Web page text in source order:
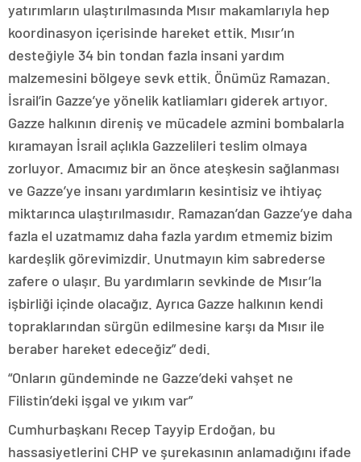
yatırımların ulaştırılmasında Mısır makamlarıyla hep
koordinasyon içerisinde hareket ettik. Mısır’ın
desteğiyle 34 bin tondan fazla insani yardım
malzemesini bölgeye sevk ettik. Önümüz Ramazan.
İsrail’in Gazze’ye yönelik katliamları giderek artıyor.
Gazze halkının direniş ve mücadele azmini bombalarla
kıramayan İsrail açlıkla Gazzelileri teslim olmaya
zorluyor. Amacımız bir an önce ateşkesin sağlanması
ve Gazze’ye insanı yardımların kesintisiz ve ihtiyaç
miktarınca ulaştırılmasıdır. Ramazan’dan Gazze’ye daha
fazla el uzatmamız daha fazla yardım etmemiz bizim
kardeşlik görevimizdir. Unutmayın kim sabrederse
zafere o ulaşır. Bu yardımların sevkinde de Mısır’la
işbirliği içinde olacağız. Ayrıca Gazze halkının kendi
topraklarından sürgün edilmesine karşı da Mısır ile
beraber hareket edeceğiz” dedi.
“Onların gündeminde ne Gazze’deki vahşet ne
Filistin’deki işgal ve yıkım var”
Cumhurbaşkanı Recep Tayyip Erdoğan, bu
hassasiyetlerini CHP ve şurekasının anlamadığını ifade